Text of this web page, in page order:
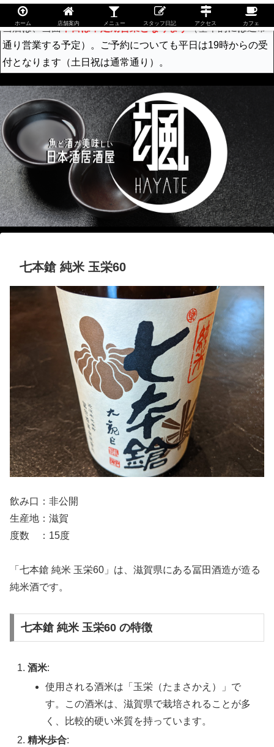
当店は、当面平日は不定期営業となります（基本的には通常
通り営業する予定）。ご予約についても平日は19時からの受
付となります（土日祝は通常通り）。
七本鎗 純米 玉栄60
飲み口：非公開
生産地：滋賀
度数 ：15度
「七本鎗 純米 玉栄60」は、滋賀県にある冨田酒造が造る
純米酒です。
七本鎗 純米 玉栄60 の特徴
酒米:
使用される酒米は「玉栄（たまさかえ）」で
す。この酒米は、滋賀県で栽培されることが多
く、比較的硬い米質を持っています。
精米歩合:
ホーム 店舗案内 メニュー スタッフ日記 アクセス カフェ